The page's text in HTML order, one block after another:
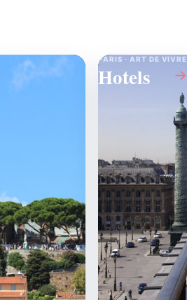
PARIS · ART DE VIVRE
Hotels →